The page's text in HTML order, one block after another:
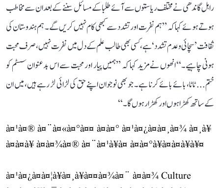
راہل گاندھی نے مختلف ریاستوں سے آئے طلبا کے مسائل سننے کے بعد ان سے مخاطب
ہوتے ہوئے کہا کہ ’’ہم نفرت اور تشدد سے کبھی کام نہیں کریں گے۔ ہم ہندوستان کی
ثقافت ’سچائی و عدم تشدد‘ ہے، کسی بھی طالب علم کے دل میں نفرت نہیں، صرف محبت
ہونی چاہیے۔‘‘ انھوں نے مزید کہا کہ ’’ہمیں پیار اور محبت سے اس بدعنوان سسٹم کو
ختم... ٹاٹا، بائے بائے کرنا ہے۔ جو بھی نوجوان اپنے حق کی لڑائی لڑ رہے ہیں، میں ان
کے ساتھ کھڑا ہوں اور کھڑا رہوں گا۔‘‘
à¤¹à¤® à¤¨à¤«à¤°à¤¤ à¤à¤° à¤¹à¤¿à¤à¤¸à¤¾ à¤¸à¥
à¤à¤­à¥ à¤à¤¾à¤® à¤¨à¤¹à¥à¤ à¤à¤°à¥à¤à¤à¥à¥¤
à¤¹à¤¿à¤à¤¦à¥à¤¸à¥à¤¤à¤¾à¤¨ à¤à¤¾ Culture